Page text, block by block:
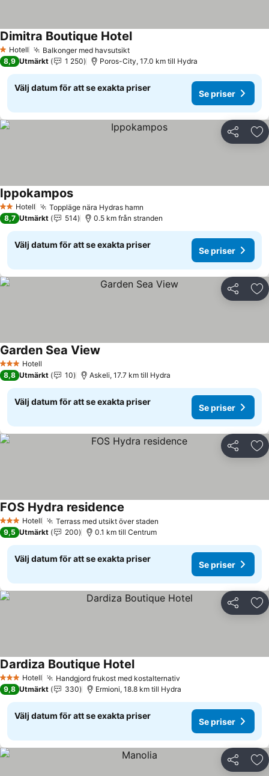
1 Stjärnor
Hotell Balkonger med havsutsiktSe priser
Dimitra Boutique HotelSe priser
8,9 Utmärkt 1 250 Poros-City, 17.0 km till Hydra
Välj datum för att se exakta priser
Se priser
Dela
2 Stjärnor
Hotell Toppläge nära Hydras hamn
IppokamposSe priser
8,7 Utmärkt 514 0.5 km från stranden
Välj datum för att se exakta priser
Se priser
Dela
3 StjärnorHotell
Garden Sea View
8,8 Utmärkt 10 Askeli, 17.7 km till Hydra
Välj datum för att se exakta priser
Se priser
Dela
3 StjärnorHotell Terrass med utsikt över staden
FOS Hydra residence
9,5 Utmärkt 200 0.1 km till Centrum
Välj datum för att se exakta priser
Se priser
Dela
3 StjärnorHotell Handgjord frukost med kostalternativ
Dardiza Boutique HotelSe priser
9,8 Utmärkt 330 Ermioni, 18.8 km till Hydra
Välj datum för att se exakta priser
Se priser
Dela